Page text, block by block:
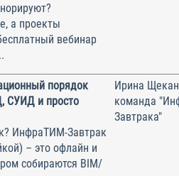
а проекты
вебинар
порядок
СУИД и просто
ИнфраТИМ-Завтрак
– это офлайн и
собираются BIM/
Ирина
команда
Завтрака"